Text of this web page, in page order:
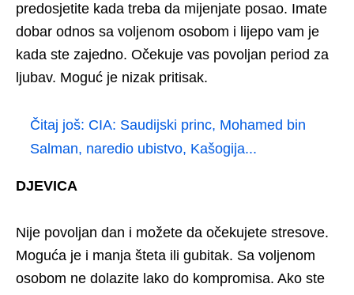
predosjetite kada treba da mijenjate posao. Imate
dobar odnos sa voljenom osobom i lijepo vam je
kada ste zajedno. Očekuje vas povoljan period za
ljubav. Moguć je nizak pritisak.
Čitaj još: CIA: Saudijski princ, Mohamed bin
Salman, naredio ubistvo, Kašogija...
DJEVICA
Nije povoljan dan i možete da očekujete stresove.
Moguća je i manja šteta ili gubitak. Sa voljenom
osobom ne dolazite lako do kompromisa. Ako ste